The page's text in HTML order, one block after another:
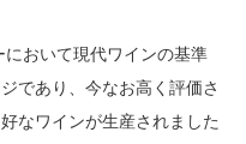
おいて現代ワインの基準
であり、今なお高く評価さ
なワインが生産されました